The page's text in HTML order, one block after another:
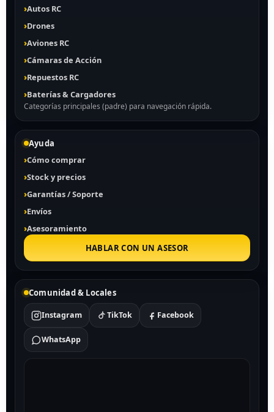
Autos RC
Drones
Aviones RC
Cámaras de Acción
Repuestos RC
Baterías & Cargadores
Categorías principales (padre) para navegación rápida.
Ayuda
Cómo comprar
Stock y precios
Garantías / Soporte
Envíos
Asesoramiento
HABLAR CON UN ASESOR
Comunidad & Locales
Instagram TikTok Facebook
WhatsApp